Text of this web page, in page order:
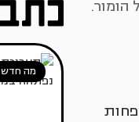
הומור.
מה חדש